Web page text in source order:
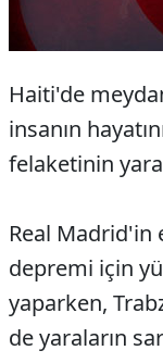
Haiti'de
insanın
felaketinin
Real Madrid'in
depremi için
yaparken,
de yaraların